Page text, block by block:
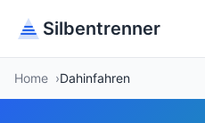
Silbentrenner
Home Dahinfahren